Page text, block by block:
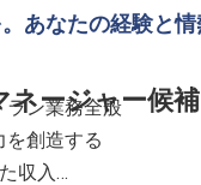
ージャー候補
あなたの経験と
ラン業務全般
創造する
収入